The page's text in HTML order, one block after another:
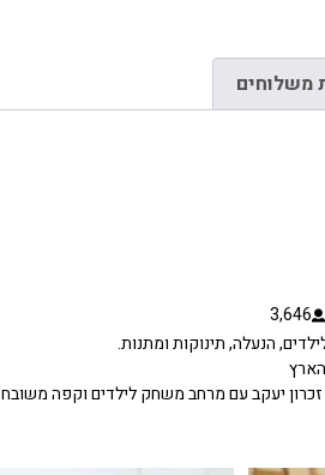
משלוחים
3,646
הנעלה, תינוקות ומתנות.
יעקב עם מרחב משחק לילדים וקפה משובח